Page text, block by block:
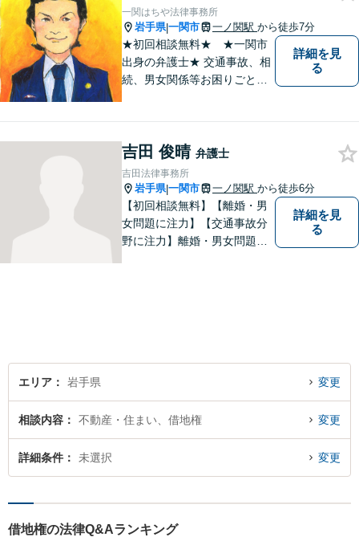
一関はちや法律事務所
岩手県|一関市 一ノ関駅 から徒歩7分
★初回相談無料★ ★一関市
出身の弁護士★ 交通事故、相
続、男女関係等お困りごとが
詳細を見
る
吉田 俊晴 弁護士
吉田法律事務所
岩手県|一関市 一ノ関駅 から徒歩6分
【初回相談無料】【離婚・男
女問題に注力】【交通事故分
野に注力】離婚・男女問題、
詳細を見
る
エリア 岩手県 変更
相談内容 不動産・住まい、借地権 変更
詳細条件 未選択 変更
借地権の法律Q&Aランキング